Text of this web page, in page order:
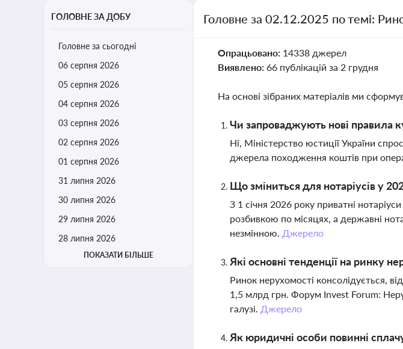
ГОЛОВНЕ ЗА ДОБУ
Головне за сьогодні
06 серпня 2026
05 серпня 2026
04 серпня 2026
03 серпня 2026
02 серпня 2026
01 серпня 2026
31 липня 2026
30 липня 2026
29 липня 2026
28 липня 2026
ПОКАЗАТИ БІЛЬШЕ
Головне за 02.12.2025 по темі:
Опрацьовано: 14338 джерел
Виявлено: 66 публікацій за 2 грудня
На основі зібраних матеріалів ми
Чи запроваджують нові правила
Ні, Міністерство юстиції України
джерела походження коштів при
Що зміниться для нотаріусів у
З 1 січня 2026 року приватні
розбивкою по місяцях, а державні
незмінною. Джерело
Які основні тенденції на ринку
Ринок нерухомості консолідується,
1,5 млрд грн. Форум Invest Forum:
галузі. Джерело
Як юридичні особи повинні